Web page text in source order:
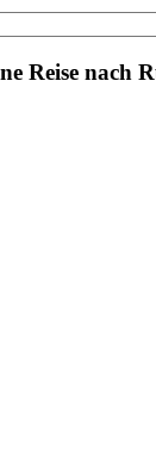
Reise nach